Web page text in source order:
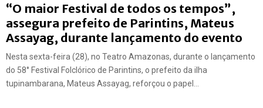
“O maior Festival de todos os tempos”,
assegura prefeito de Parintins, Mateus
Assayag, durante lançamento do evento
Nesta sexta-feira (28), no Teatro Amazonas, durante o lançamento
do 58° Festival Folclórico de Parintins, o prefeito da ilha
tupinambarana, Mateus Assayag, reforçou o papel...